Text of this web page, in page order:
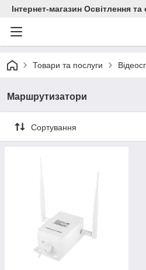
Інтернет-магазин Освітлення
Товари та послуги
Маршрутизатори
Сортування